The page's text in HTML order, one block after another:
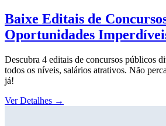
Baixe Editais de
Oportunidades
Descubra 4 editais de concursos públicos
todos os níveis, salários atrativos. Não
já!
Ver Detalhes →